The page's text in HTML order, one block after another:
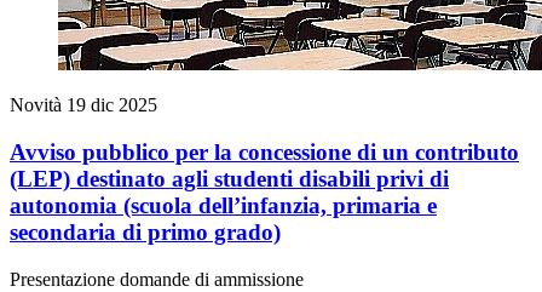
Novità 19 dic 2025
Avviso pubblico per la concessione di un contributo
(LEP) destinato agli studenti disabili privi di
autonomia (scuola dell’infanzia, primaria e
secondaria di primo grado)
Presentazione domande di ammissione